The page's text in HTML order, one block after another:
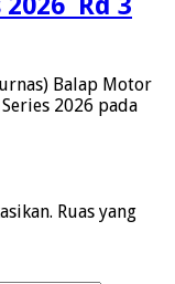
Balap Motor
2026 pada
Ruas yang